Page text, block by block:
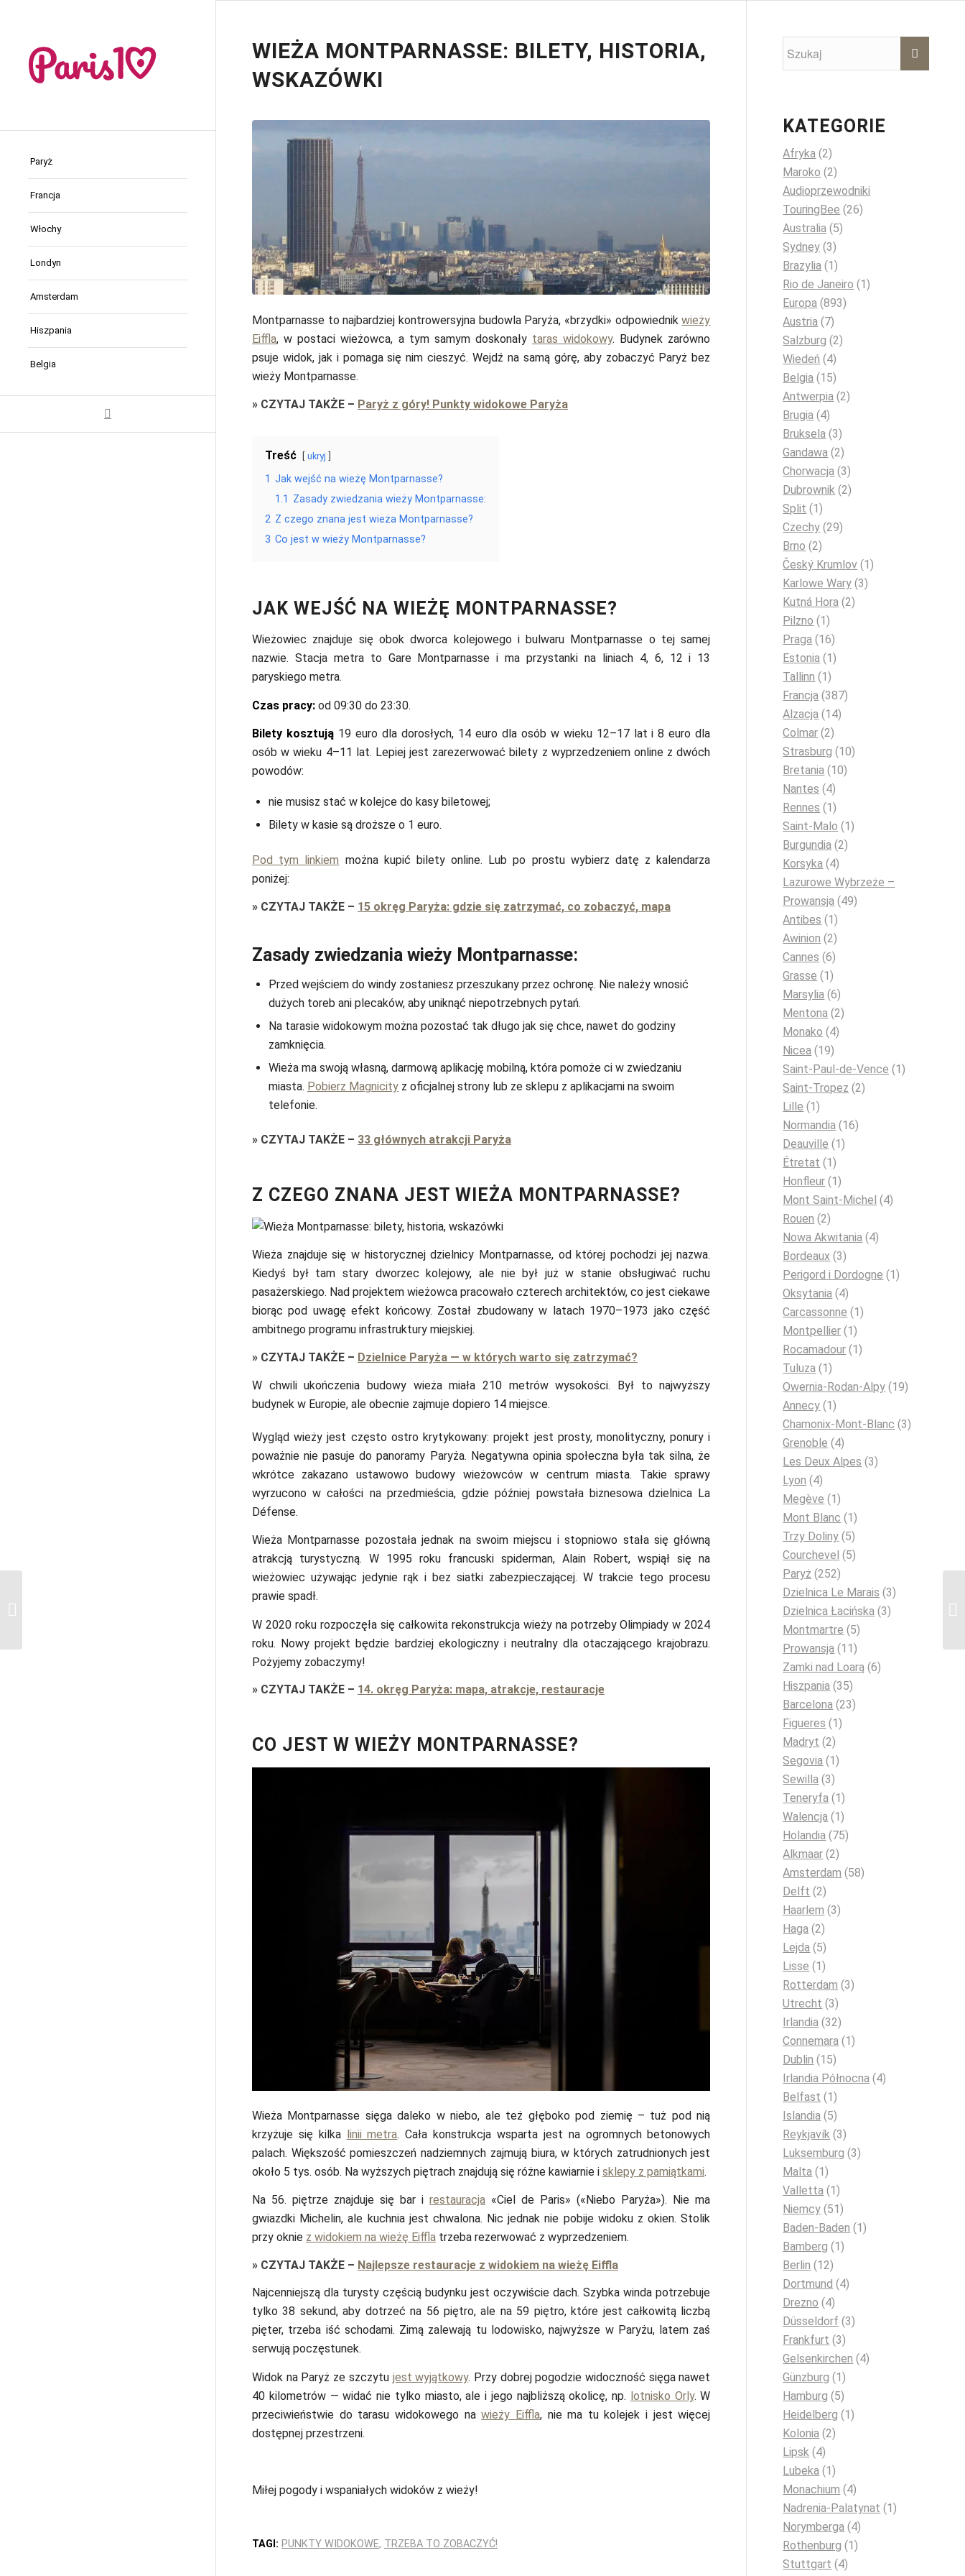
Paryż
Francja
Włochy
Londyn
Amsterdam
Hiszpania
Belgia
WIEŻA MONTPARNASSE: BILETY, HISTORIA,
WSKAZÓWKI
Montparnasse to najbardziej kontrowersyjna budowla Paryża, «brzydki» odpowiednikwieży
Eiffla, w postaci wieżowca, a tym samym doskonały taras widokowy. Budynek zarówno
psuje widok, jak i pomaga się nim cieszyć. Wejdź na samą górę, aby zobaczyć Paryż bez
wieży Montparnasse.
» CZYTAJ TAKŻE – Paryż z góry! Punkty widokowe Paryża
Treść ukryj
1 Jak wejść na wieżę Montparnasse?
1.1 Zasady zwiedzania wieży Montparnasse:
2 Z czego znana jest wieża Montparnasse?
3 Co jest w wieży Montparnasse?
JAK WEJŚĆ NA WIEŻĘ MONTPARNASSE?
Wieżowiec znajduje się obok dworca kolejowego i bulwaru Montparnasse o tej samej
nazwie. Stacja metra to Gare Montparnasse i ma przystanki na liniach 4, 6, 12 i 13
paryskiego metra.
Czas pracy: od 09:30 do 23:30.
Bilety kosztują19 euro dla dorosłych, 14 euro dla osób w wieku 12–17 lat i 8 euro dla
osób w wieku 4–11 lat. Lepiej jest zarezerwować bilety z wyprzedzeniem online z dwóch
powodów:
nie musisz stać w kolejce do kasy biletowej;
Bilety w kasie są droższe o 1 euro.
Pod tym linkiem można kupić bilety online. Lub po prostu wybierz datę z kalendarza
poniżej:
» CZYTAJ TAKŻE – 15 okręg Paryża: gdzie się zatrzymać, co zobaczyć, mapa
Zasady zwiedzania wieży Montparnasse:
Przed wejściem do windy zostaniesz przeszukany przez ochronę. Nie należy wnosić
dużych toreb ani plecaków, aby uniknąć niepotrzebnych pytań.
Na tarasie widokowym można pozostać tak długo jak się chce, nawet do godziny
zamknięcia.
Wieża ma swoją własną, darmową aplikację mobilną, która pomoże ci w zwiedzaniu
miasta. Pobierz Magnicity z oficjalnej strony lub ze sklepu z aplikacjami na swoim
telefonie.
» CZYTAJ TAKŻE – 33 głównych atrakcji Paryża
Z CZEGO ZNANA JEST WIEŻA MONTPARNASSE?
Wieża znajduje się w historycznej dzielnicy Montparnasse, od której pochodzi jej nazwa.
Kiedyś był tam stary dworzec kolejowy, ale nie był już w stanie obsługiwać ruchu
pasażerskiego. Nad projektem wieżowca pracowało czterech architektów, co jest ciekawe
biorąc pod uwagę efekt końcowy. Został zbudowany w latach 1970–1973 jako część
ambitnego programu infrastruktury miejskiej.
» CZYTAJ TAKŻE – Dzielnice Paryża — w których warto się zatrzymać?
W chwili ukończenia budowy wieża miała 210 metrów wysokości. Był to najwyższy
budynek w Europie, ale obecnie zajmuje dopiero 14 miejsce.
Wygląd wieży jest często ostro krytykowany: projekt jest prosty, monolityczny, ponury i
poważnie nie pasuje do panoramy Paryża. Negatywna opinia społeczna była tak silna, że
wkrótce zakazano ustawowo budowy wieżowców w centrum miasta. Takie sprawy
wyrzucono w całości na przedmieścia, gdzie później powstała biznesowa dzielnica La
Défense.
Wieża Montparnasse pozostała jednak na swoim miejscu i stopniowo stała się główną
atrakcją turystyczną. W 1995 roku francuski spiderman, Alain Robert, wspiął się na
wieżowiec używając jedynie rąk i bez siatki zabezpieczającej. W trakcie tego procesu
prawie spadł.
W 2020 roku rozpoczęła się całkowita rekonstrukcja wieży na potrzeby Olimpiady w 2024
roku. Nowy projekt będzie bardziej ekologiczny i neutralny dla otaczającego krajobrazu.
Pożyjemy zobaczymy!
» CZYTAJ TAKŻE – 14. okręg Paryża: mapa, atrakcje, restauracje
CO JEST W WIEŻY MONTPARNASSE?
Wieża Montparnasse sięga daleko w niebo, ale też głęboko pod ziemię – tuż pod nią
krzyżuje się kilka linii metra. Cała konstrukcja wsparta jest na ogromnych betonowych
palach. Większość pomieszczeń nadziemnych zajmują biura, w których zatrudnionych jest
około 5 tys. osób. Na wyższych piętrach znajdują się różne kawiarnie i sklepy z pamiątkami.
Na 56. piętrze znajduje się bar irestauracja «Ciel de Paris» («Niebo Paryża»). Nie ma
gwiazdki Michelin, ale kuchnia jest chwalona. Nic jednak nie pobije widoku z okien. Stolik
przy oknie z widokiem na wieżę Eiffla trzeba rezerwować z wyprzedzeniem.
» CZYTAJ TAKŻE – Najlepsze restauracje z widokiem na wieżę Eiffla
Najcenniejszą dla turysty częścią budynku jest oczywiście dach. Szybka winda potrzebuje
tylko 38 sekund, aby dotrzeć na 56 piętro, ale na 59 piętro, które jest całkowitą liczbą
pięter, trzeba iść schodami. Zimą zalewają tu lodowisko, najwyższe w Paryżu, latem zaś
serwują poczęstunek.
Widok na Paryż ze szczytu jest wyjątkowy. Przy dobrej pogodzie widoczność sięga nawet
40 kilometrów — widać nie tylko miasto, ale i jego najbliższą okolicę, np. lotnisko Orly. W
przeciwieństwie do tarasu widokowego nawieży Eiffla, nie ma tu kolejek i jest więcej
dostępnej przestrzeni.
Miłej pogody i wspaniałych widoków z wieży!
TAGI: PUNKTY WIDOKOWE, TRZEBA TO ZOBACZYĆ!
KATEGORIE
Afryka (2)
Maroko (2)
Audioprzewodniki
TouringBee (26)
Australia (5)
Sydney (3)
Brazylia (1)
Rio de Janeiro (1)
Europa (893)
Austria (7)
Salzburg (2)
Wiedeń (4)
Belgia (15)
Antwerpia (2)
Brugia (4)
Bruksela (3)
Gandawa (2)
Chorwacja (3)
Dubrownik (2)
Split (1)
Czechy (29)
Brno (2)
Český Krumlov (1)
Karlowe Wary (3)
Kutná Hora (2)
Pilzno (1)
Praga (16)
Estonia (1)
Tallinn (1)
Francja (387)
Alzacja (14)
Colmar (2)
Strasburg (10)
Bretania (10)
Nantes (4)
Rennes (1)
Saint-Malo (1)
Burgundia (2)
Korsyka (4)
Lazurowe Wybrzeże –
Prowansja (49)
Antibes (1)
Awinion (2)
Cannes (6)
Grasse (1)
Marsylia (6)
Mentona (2)
Monako (4)
Nicea (19)
Saint-Paul-de-Vence (1)
Saint-Tropez (2)
Lille (1)
Normandia (16)
Deauville (1)
Étretat (1)
Honfleur (1)
Mont Saint-Michel (4)
Rouen (2)
Nowa Akwitania (4)
Bordeaux (3)
Perigord i Dordogne (1)
Oksytania (4)
Carcassonne (1)
Montpellier (1)
Rocamadour (1)
Tuluza (1)
Owernia-Rodan-Alpy (19)
Annecy (1)
Chamonix-Mont-Blanc (3)
Grenoble (4)
Les Deux Alpes (3)
Lyon (4)
Megève (1)
Mont Blanc (1)
Trzy Doliny (5)
Courchevel (5)
Paryż (252)
Dzielnica Le Marais (3)
Dzielnica Łacińska (3)
Montmartre (5)
Prowansja (11)
Zamki nad Loarą (6)
Hiszpania (35)
Barcelona (23)
Figueres (1)
Madryt (2)
Segovia (1)
Sewilla (3)
Teneryfa (1)
Walencja (1)
Holandia (75)
Alkmaar (2)
Amsterdam (58)
Delft (2)
Haarlem (3)
Haga (2)
Lejda (5)
Lisse (1)
Rotterdam (3)
Utrecht (3)
Irlandia (32)
Connemara (1)
Dublin (15)
Irlandia Północna (4)
Belfast (1)
Islandia (5)
Reykjavík (3)
Luksemburg (3)
Malta (1)
Valletta (1)
Niemcy (51)
Baden-Baden (1)
Bamberg (1)
Berlin (12)
Dortmund (4)
Drezno (4)
Düsseldorf (3)
Frankfurt (3)
Gelsenkirchen (4)
Günzburg (1)
Hamburg (5)
Heidelberg (1)
Kolonia (2)
Lipsk (4)
Lubeka (1)
Monachium (4)
Nadrenia-Palatynat (1)
Norymberga (4)
Rothenburg (1)
Stuttgart (4)